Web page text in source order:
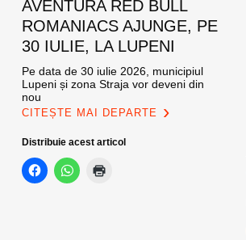
AVENTURA RED BULL
ROMANIACS AJUNGE, PE
30 IULIE, LA LUPENI
Pe data de 30 iulie 2026, municipiul
Lupeni și zona Straja vor deveni din
nou
CITEȘTE MAI DEPARTE
Distribuie acest articol